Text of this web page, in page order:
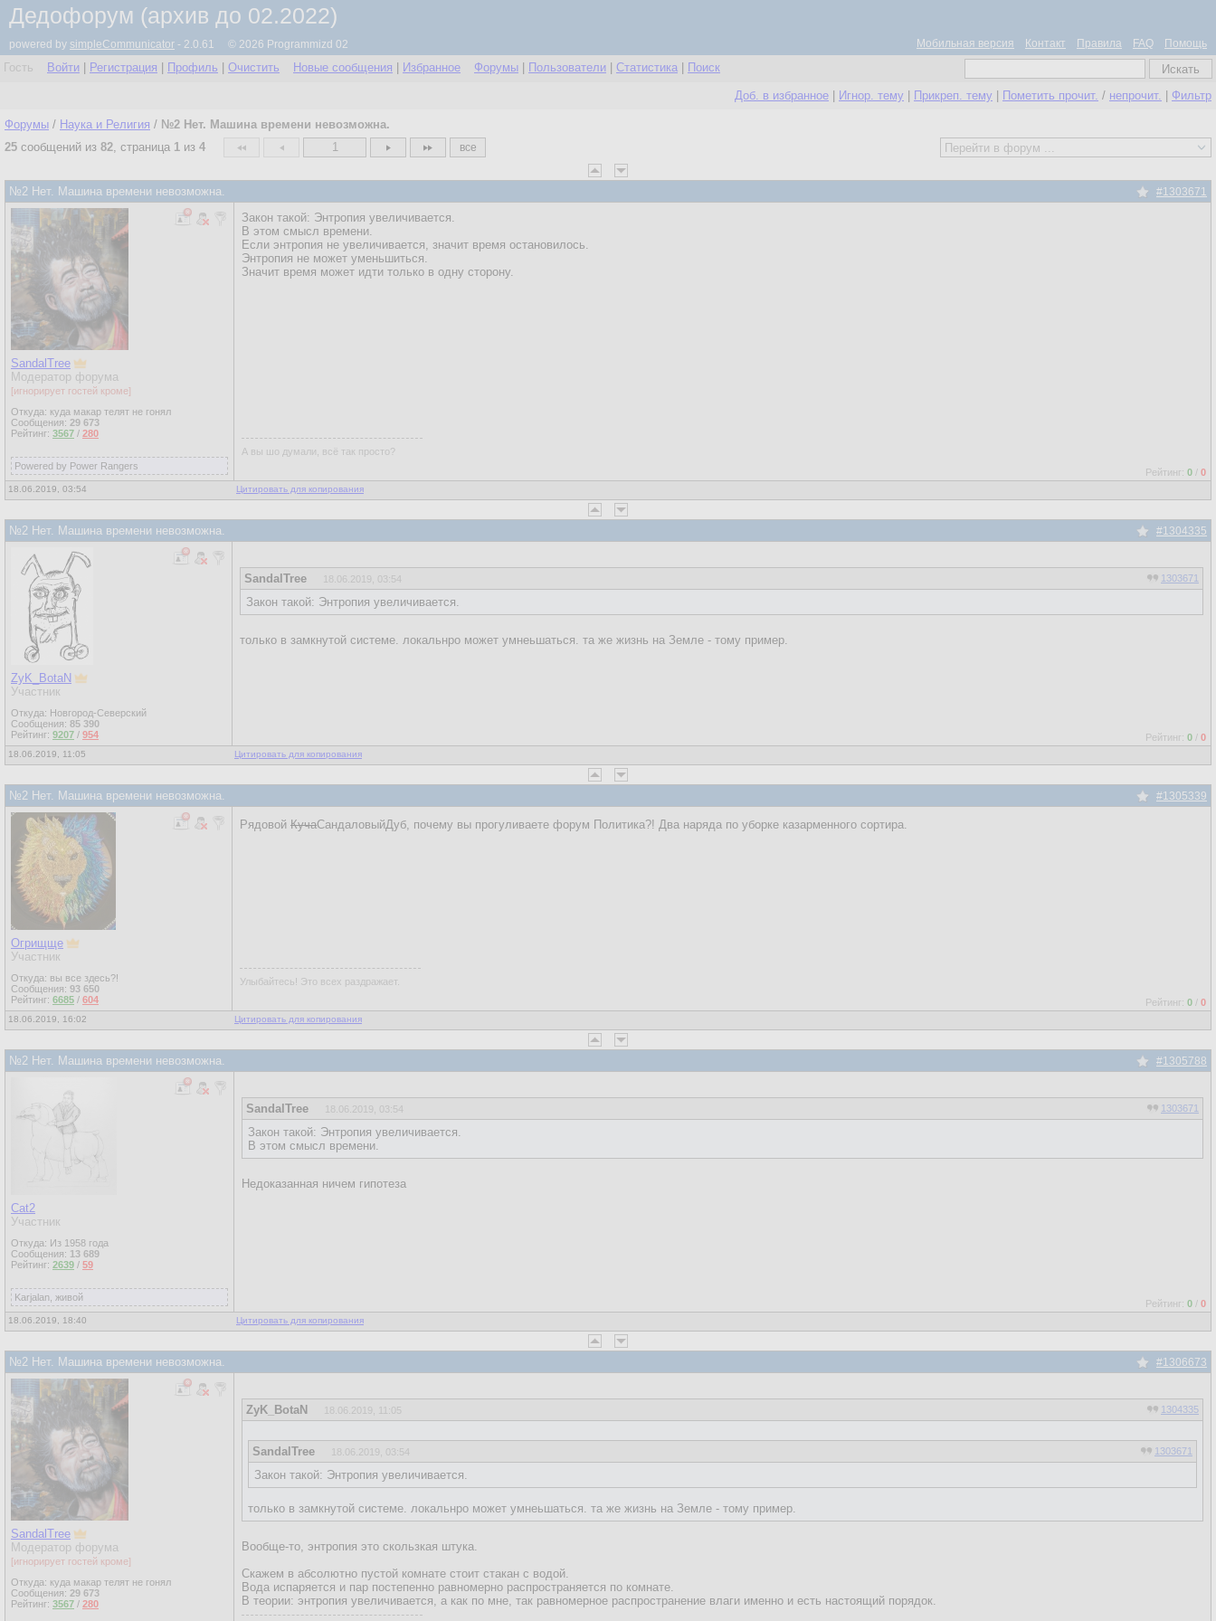
Дедофорум (архив до 02.2022)
powered by simpleCommunicator - 2.0.61 © 2026 Programmizd 02 Мобильная версия Контакт Правила FAQ Помощь
Гость Войти Регистрация Профиль Очистить Новые сообщения Избранное Форумы Пользователи Статистика Поиск
Доб. в избранное Игнор. тему Прикреп. тему Пометить прочит. / непрочит. Фильтр
Форумы / Наука и Религия / №2 Нет. Машина времени невозможна.
25 сообщений из 82, страница 1 из 4 1 все
№2 Нет. Машина времени невозможна. #1303671
SandalTree
Модератор форума
[игнорирует гостей кроме]
Откуда: куда макар телят не гонял
Сообщения: 29 673
Рейтинг: 3567 / 280
Powered by Power Rangers
Закон такой: Энтропия увеличивается.
В этом смысл времени.
Если энтропия не увеличивается, значит время остановилось.
Энтропия не может уменьшиться.
Значит время может идти только в одну сторону.
А вы шо думали, всё так просто?
Рейтинг: 0 / 0
18.06.2019, 03:54 Цитировать для копирования
№2 Нет. Машина времени невозможна. #1304335
ZyK_BotaN
Участник
Откуда: Новгород-Северский
Сообщения: 85 390
Рейтинг: 9207 / 954
SandalTree 18.06.2019, 03:54 1303671
Закон такой: Энтропия увеличивается.
только в замкнутой системе. локальнро может умнеьшаться. та же жизнь на Земле - тому пример.
Рейтинг: 0 / 0
18.06.2019, 11:05 Цитировать для копирования
№2 Нет. Машина времени невозможна. #1305339
Огрищще
Участник
Откуда: вы все здесь?!
Сообщения: 93 650
Рейтинг: 6685 / 604
Рядовой КучаСандаловыйДуб, почему вы прогуливаете форум Политика?! Два наряда по уборке казарменного сортира.
Улыбайтесь! Это всех раздражает.
Рейтинг: 0 / 0
18.06.2019, 16:02 Цитировать для копирования
№2 Нет. Машина времени невозможна. #1305788
Cat2
Участник
Откуда: Из 1958 года
Сообщения: 13 689
Рейтинг: 2639 / 59
Karjalan, живой
SandalTree 18.06.2019, 03:54 1303671
Закон такой: Энтропия увеличивается.
В этом смысл времени.
Недоказанная ничем гипотеза
Рейтинг: 0 / 0
18.06.2019, 18:40 Цитировать для копирования
№2 Нет. Машина времени невозможна. #1306673
SandalTree
Модератор форума
[игнорирует гостей кроме]
Откуда: куда макар телят не гонял
Сообщения: 29 673
Рейтинг: 3567 / 280
ZyK_BotaN 18.06.2019, 11:05 1304335
SandalTree 18.06.2019, 03:54 1303671
Закон такой: Энтропия увеличивается.
только в замкнутой системе. локальнро может умнеьшаться. та же жизнь на Земле - тому пример.
Вообще-то, энтропия это скользкая штука.
Скажем в абсолютно пустой комнате стоит стакан с водой.
Вода испаряется и пар постепенно равномерно распространяется по комнате.
В теории: энтропия увеличивается, а как по мне, так равномерное распространение влаги именно и есть настоящий порядок.